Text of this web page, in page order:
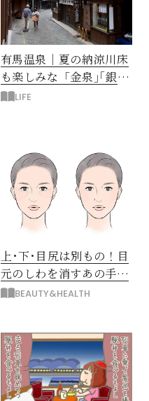
有馬温泉｜夏の納涼川床
も楽しみな「金泉｣｢銀
泉」LIFE
上･下･目尻は別もの！目
元のしわを消すあの手こ
の手BEAUTY&HEALTH